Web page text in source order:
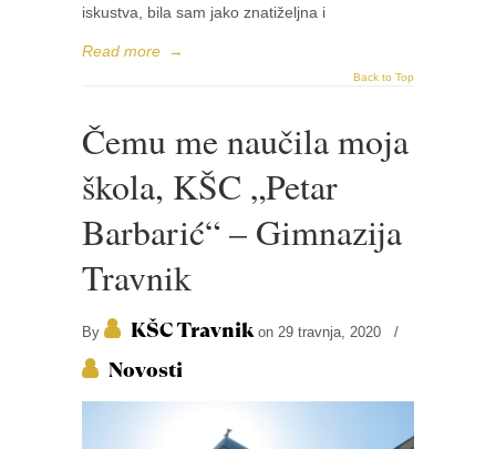
iskustva, bila sam jako znatiželjna i
Read more →
Back to Top
Čemu me naučila moja
škola, KŠC „Petar
Barbarić“ – Gimnazija
Travnik
By KŠC Travnikon 29 travnja, 2020 /
Novosti